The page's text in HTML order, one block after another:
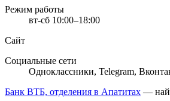
Режим работы
вт-сб 10:00–18:00
Сайт
Социальные сети
Одноклассники, Telegram,
Банк ВТБ, отделения в Апатитах —